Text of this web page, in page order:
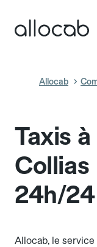
Allocab
Taxis à
Collias
24h/
Allocab, le